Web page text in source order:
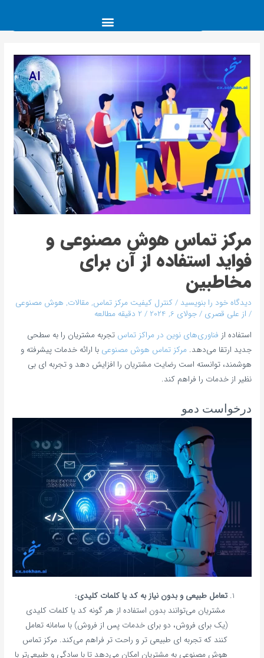
مرکز تماس هوش مصنوعی و
فواید استفاده از آن برای
مخاطبین
دیدگاه‌ خود را بنویسید /کنترل کیفیت مرکز تماس,مقالات, هوش مصنوعی
/ از علی قصری /جولای 6, 2024 / 2 دقیقه مطالعه
استفاده از فناوری‌های نوین در مراکز تماس تجربه مشتریان را به سطحی
جدید ارتقا می‌دهد.مرکز تماس هوش مصنوعی با ارائه خدمات پیشرفته و
هوشمند، توانسته است رضایت مشتریان را افزایش دهد و تجربه‌ ای بی‌
نظیر از خدمات را فراهم کند.
درخواست دمو
تعامل طبیعی و بدون نیاز به کد یا کلمات کلیدی:
مشتریان می‌توانند بدون استفاده از هر گونه کد یا کلمات کلیدی
(یک برای فروش، دو برای خدمات پس از فروش) با سامانه تعامل
کنند که تجربه‌ ای طبیعی‌ تر و راحت‌ تر فراهم می‌کند. مرکز تماس
هوش مصنوعی به مشتریان امکان می‌دهد تا با سادگی و طبیعی‌تر با